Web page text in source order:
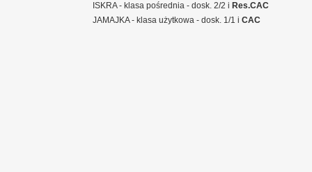
ISKRA - klasa pośrednia - dosk. 2/2 i Res.CAC
JAMAJKA - klasa użytkowa - dosk. 1/1 i CAC